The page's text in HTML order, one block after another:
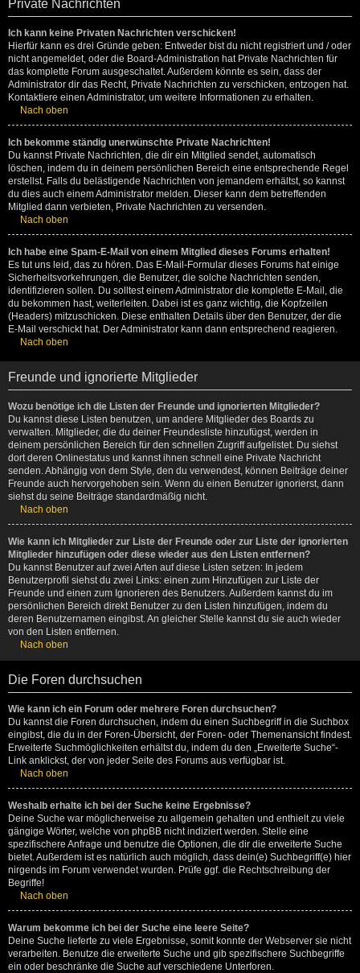
Private Nachrichten
Ich kann keine Privaten Nachrichten verschicken!
Hierfür kann es drei Gründe geben: Entweder bist du nicht registriert und / oder
nicht angemeldet, oder die Board-Administration hat Private Nachrichten für
das komplette Forum ausgeschaltet. Außerdem könnte es sein, dass der
Administrator dir das Recht, Private Nachrichten zu verschicken, entzogen hat.
Kontaktiere einen Administrator, um weitere Informationen zu erhalten.
Nach oben
Ich bekomme ständig unerwünschte Private Nachrichten!
Du kannst Private Nachrichten, die dir ein Mitglied sendet, automatisch
löschen, indem du in deinem persönlichen Bereich eine entsprechende Regel
erstellst. Falls du belästigende Nachrichten von jemandem erhältst, so kannst
du dies auch einem Administrator melden. Dieser kann dem betreffenden
Mitglied dann verbieten, Private Nachrichten zu versenden.
Nach oben
Ich habe eine Spam-E-Mail von einem Mitglied dieses Forums erhalten!
Es tut uns leid, das zu hören. Das E-Mail-Formular dieses Forums hat einige
Sicherheitsvorkehrungen, die Benutzer, die solche Nachrichten senden,
identifizieren sollen. Du solltest einem Administrator die komplette E-Mail, die
du bekommen hast, weiterleiten. Dabei ist es ganz wichtig, die Kopfzeilen
(Headers) mitzuschicken. Diese enthalten Details über den Benutzer, der die
E-Mail verschickt hat. Der Administrator kann dann entsprechend reagieren.
Nach oben
Freunde und ignorierte Mitglieder
Wozu benötige ich die Listen der Freunde und ignorierten Mitglieder?
Du kannst diese Listen benutzen, um andere Mitglieder des Boards zu
verwalten. Mitglieder, die du deiner Freundesliste hinzufügst, werden in
deinem persönlichen Bereich für den schnellen Zugriff aufgelistet. Du siehst
dort deren Onlinestatus und kannst ihnen schnell eine Private Nachricht
senden. Abhängig von dem Style, den du verwendest, können Beiträge deiner
Freunde auch hervorgehoben sein. Wenn du einen Benutzer ignorierst, dann
siehst du seine Beiträge standardmäßig nicht.
Nach oben
Wie kann ich Mitglieder zur Liste der Freunde oder zur Liste der ignorierten
Mitglieder hinzufügen oder diese wieder aus den Listen entfernen?
Du kannst Benutzer auf zwei Arten auf diese Listen setzen: In jedem
Benutzerprofil siehst du zwei Links: einen zum Hinzufügen zur Liste der
Freunde und einen zum Ignorieren des Benutzers. Außerdem kannst du im
persönlichen Bereich direkt Benutzer zu den Listen hinzufügen, indem du
deren Benutzernamen eingibst. An gleicher Stelle kannst du sie auch wieder
von den Listen entfernen.
Nach oben
Die Foren durchsuchen
Wie kann ich ein Forum oder mehrere Foren durchsuchen?
Du kannst die Foren durchsuchen, indem du einen Suchbegriff in die Suchbox
eingibst, die du in der Foren-Übersicht, der Foren- oder Themenansicht findest.
Erweiterte Suchmöglichkeiten erhältst du, indem du den „Erweiterte Suche“-
Link anklickst, der von jeder Seite des Forums aus verfügbar ist.
Nach oben
Weshalb erhalte ich bei der Suche keine Ergebnisse?
Deine Suche war möglicherweise zu allgemein gehalten und enthielt zu viele
gängige Wörter, welche von phpBB nicht indiziert werden. Stelle eine
spezifischere Anfrage und benutze die Optionen, die dir die erweiterte Suche
bietet. Außerdem ist es natürlich auch möglich, dass dein(e) Suchbegriff(e) hier
nirgends im Forum verwendet wurden. Prüfe ggf. die Rechtschreibung der
Begriffe!
Nach oben
Warum bekomme ich bei der Suche eine leere Seite?
Deine Suche lieferte zu viele Ergebnisse, somit konnte der Webserver sie nicht
verarbeiten. Benutze die erweiterte Suche und gib spezifischere Suchbegriffe
ein oder beschränke die Suche auf verschiedene Unterforen.